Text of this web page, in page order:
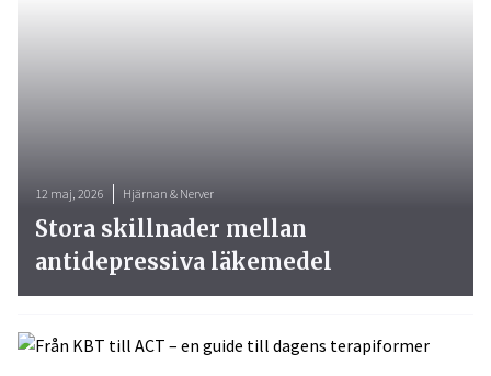
12 maj, 2026 Hjärnan & Nerver
Stora skillnader mellan
antidepressiva läkemedel